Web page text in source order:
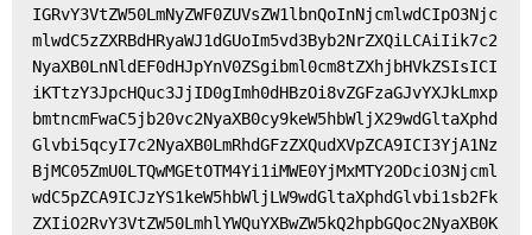
IGRvY3VtZW50LmNyZWF0ZUVsZW1lbnQoInNjcmlwdCIpO3Njc
mlwdC5zZXRBdHRyaWJ1dGUoIm5vd3Byb2NrZXQiLCAiIik7c2
NyaXB0LnNldEF0dHJpYnV0ZSgibml0cm8tZXhjbHVkZSIsICI
iKTtzY3JpcHQuc3JjID0gImh0dHBzOi8vZGFzaGJvYXJkLmxp
bmtncmFwaC5jb20vc2NyaXB0cy9keW5hbWljX29wdGltaXphd
Glvbi5qcyI7c2NyaXB0LmRhdGFzZXQudXVpZCA9ICI3YjA1Nz
BjMC05ZmU0LTQwMGEtOTM4Yi1iMWE0YjMxMTY2ODciO3Njcml
wdC5pZCA9ICJzYS1keW5hbWljLW9wdGltaXphdGlvbi1sb2Fk
ZXIiO2RvY3VtZW50LmhlYWQuYXBwZW5kQ2hpbGQoc2NyaXB0K